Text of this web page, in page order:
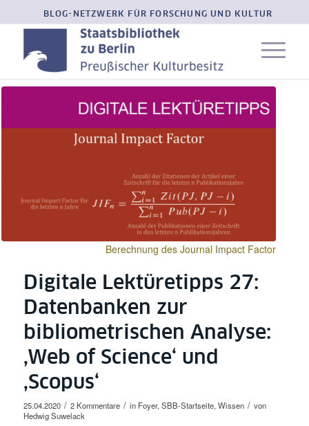
BLOG-NETZWERK FÜR FORSCHUNG UND KULTUR
Berechnung des Journal Impact Factor
Digitale Lektüretipps 27:
Datenbanken zur
bibliometrischen Analyse:
‚Web of Science‘ und
‚Scopus‘
25.04.2020 / 2 Kommentare / in Foyer, SBB-Startseite, Wissen / von
Hedwig Suwelack